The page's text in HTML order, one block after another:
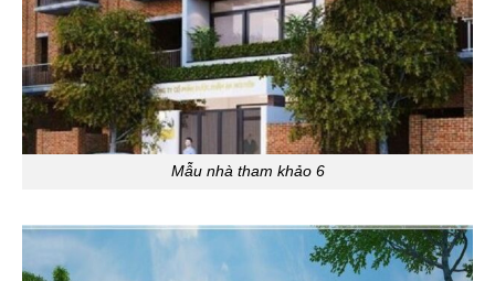
Mẫu nhà tham khảo 6